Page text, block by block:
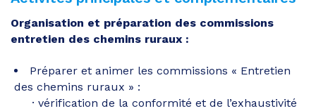
Organisation et préparation des commissions
entretien des chemins ruraux :
Préparer et animer les commissions « Entretien
des chemins ruraux » :
vérification de la conformité et de l’exhaustivité